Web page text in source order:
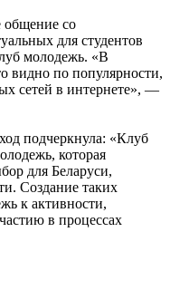
со
для студентов
молодежь. «В
видно по популярности,
сетей в интернете», —
подчеркнула: «Клуб
которая
для Беларуси,
Создание таких
к активности,
в процессах